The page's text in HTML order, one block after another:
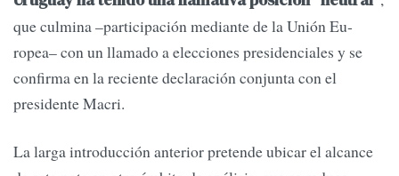
que culmina –participación mediante de la Unión Eu­
ropea– con un llamado a elecciones presidenciales y se
confirma en la reciente declaración conjunta con el
presidente Macri.
La larga introducción anterior pretende ubicar el al­cance